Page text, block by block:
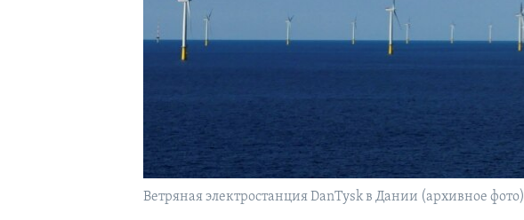
Ветряная электростанция DanTysk в Дании (архивное фото)